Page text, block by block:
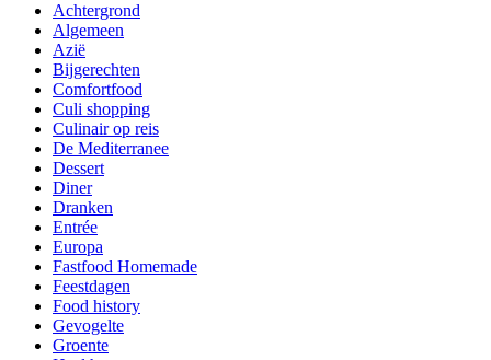
Achtergrond
Algemeen
Azië
Bijgerechten
Comfortfood
Culi shopping
Culinair op reis
De Mediterranee
Dessert
Diner
Dranken
Entrée
Europa
Fastfood Homemade
Feestdagen
Food history
Gevogelte
Groente